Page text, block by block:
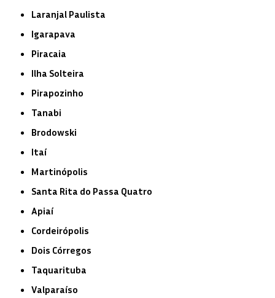
Laranjal Paulista
Igarapava
Piracaia
Ilha Solteira
Pirapozinho
Tanabi
Brodowski
Itaí
Martinópolis
Santa Rita do Passa Quatro
Apiaí
Cordeirópolis
Dois Córregos
Taquarituba
Valparaíso